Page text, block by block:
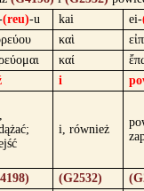
(reu)-u kai ei-
καὶ
καί
i
i, również
(G2532)